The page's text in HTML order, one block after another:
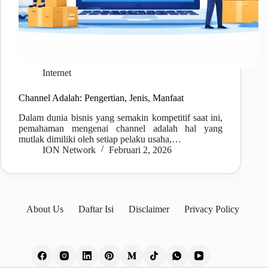
Internet
Channel Adalah: Pengertian, Jenis, Manfaat
Dalam dunia bisnis yang semakin kompetitif saat ini,
pemahaman mengenai channel adalah hal yang
mutlak dimiliki oleh setiap pelaku usaha,…
ION Network
Februari 2, 2026
About Us Daftar Isi Disclaimer Privacy Policy